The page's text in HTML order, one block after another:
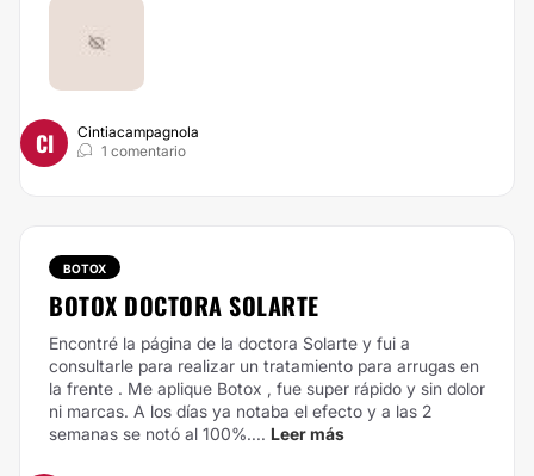
CI
Cintiacampagnola
1 comentario
BOTOX
BOTOX DOCTORA SOLARTE
Encontré la página de la doctora Solarte y fui a
consultarle para realizar un tratamiento para arrugas en
la frente . Me aplique Botox , fue super rápido y sin dolor
ni marcas. A los días ya notaba el efecto y a las 2
semanas se notó al 100%.... Leer más